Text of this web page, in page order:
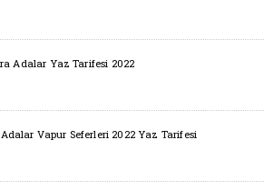
Adalar Yaz Tarifesi 2022
Vapur Seferleri 2022 Yaz Tarifesi